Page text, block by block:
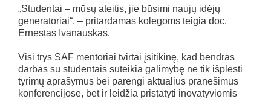
„Studentai – mūsų ateitis, jie būsimi naujų idėjų
generatoriai“, – pritardamas kolegoms teigia doc.
Ernestas Ivanauskas.
Visi trys SAF mentoriai tvirtai įsitikinę, kad bendras
darbas su studentais suteikia galimybę ne tik išplėsti
tyrimų aprašymus bei parengi aktualius pranešimus
konferencijose, bet ir leidžia pristatyti inovatyviomis